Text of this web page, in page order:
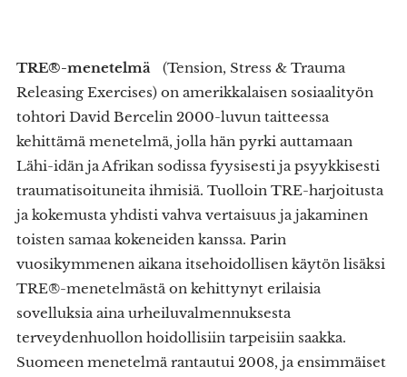
TRE®-menetelmä (Tension, Stress & Trauma
Releasing Exercises) on amerikkalaisen sosiaalityön
tohtori David Bercelin 2000-luvun taitteessa
kehittämä menetelmä, jolla hän pyrki auttamaan
Lähi-idän ja Afrikan sodissa fyysisesti ja psyykkisesti
traumatisoituneita ihmisiä. Tuolloin TRE-harjoitusta
ja kokemusta yhdisti vahva vertaisuus ja jakaminen
toisten samaa kokeneiden kanssa. Parin
vuosikymmenen aikana itsehoidollisen käytön lisäksi
TRE®-menetelmästä on kehittynyt erilaisia
sovelluksia aina urheiluvalmennuksesta
terveydenhuollon hoidollisiin tarpeisiin saakka.
Suomeen menetelmä rantautui 2008, ja ensimmäiset